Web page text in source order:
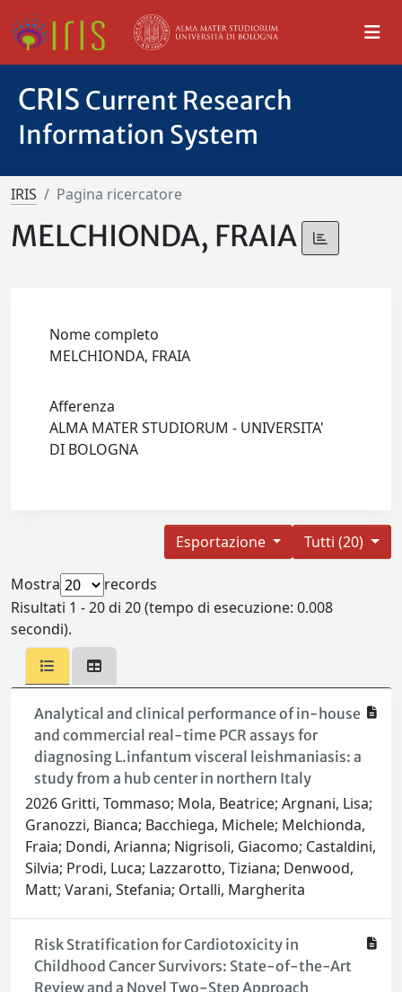
CRIS Current Research
Information System
IRIS Pagina ricercatore
MELCHIONDA, FRAIA
Nome completo
MELCHIONDA, FRAIA
Afferenza
ALMA MATER STUDIORUM - UNIVERSITA'
DI BOLOGNA
Tutti (20)
Esportazione
Mostra
records
Risultati 1 - 20 di 20 (tempo di esecuzione: 0.008
secondi).
Analytical and clinical performance of in-house
and commercial real-time PCR assays for
diagnosing L.infantum visceral leishmaniasis: a
study from a hub center in northern Italy
2026 Gritti, Tommaso; Mola, Beatrice; Argnani, Lisa;
Granozzi, Bianca; Bacchiega, Michele; Melchionda,
Fraia; Dondi, Arianna; Nigrisoli, Giacomo; Castaldini,
Silvia; Prodi, Luca; Lazzarotto, Tiziana; Denwood,
Matt; Varani, Stefania; Ortalli, Margherita
Risk Stratification for Cardiotoxicity in
Childhood Cancer Survivors: State-of-the-Art
Review and a Novel Two-Step Approach